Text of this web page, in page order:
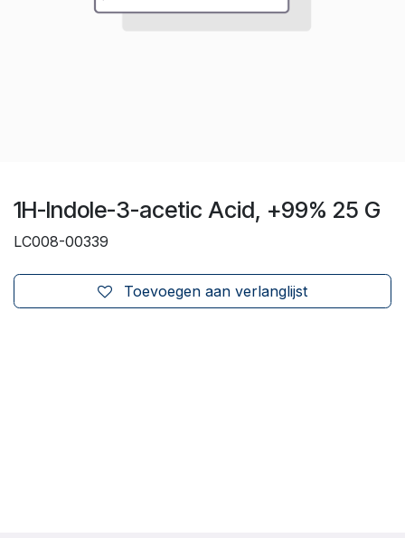
1H-Indole-3-acetic Acid, +99% 25 G
LC008-00339
Toevoegen aan verlanglijst